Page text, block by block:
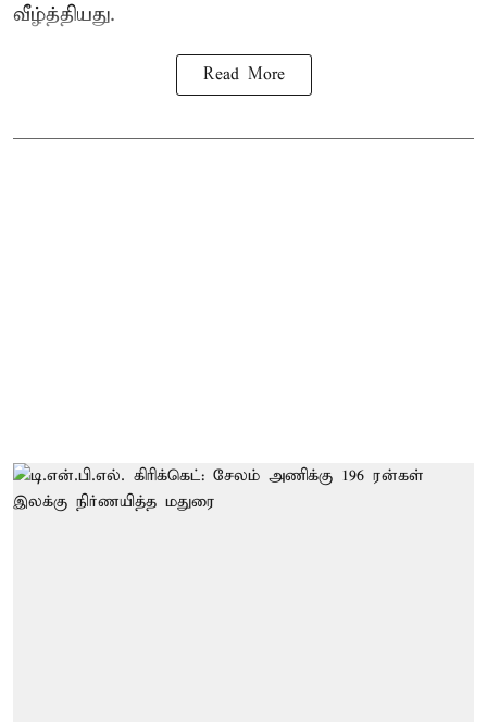
வீழ்த்தியது.
Read More